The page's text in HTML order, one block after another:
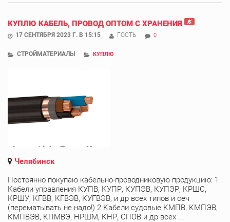
КУПЛЮ КАБЕЛЬ, ПРОВОД ОПТОМ С ХРАНЕНИЯ
17 СЕНТЯБРЯ 2023 Г. В 15:15 ГОСТЬ 0
СТРОЙМАТЕРИАЛЫ КУПЛЮ
Челябинск
Постоянно покупаю кабельно-проводниковую продукцию: 1
Кабели управления КУПВ, КУПР, КУПЭВ, КУПЭР, КРШС,
КРШУ, КГВВ, КГВЭВ, КУГВЭВ, и др всех типов и сеч
(перематывать не надо!) 2 Кабели судовые КМПВ, КМПЭВ,
КМПВЭВ, КПМВЭ, НРШМ, КНР, СПОВ и др всех ...